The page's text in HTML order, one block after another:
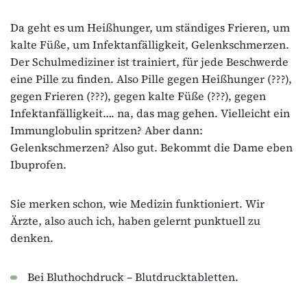
Da geht es um Heißhunger, um ständiges Frieren, um
kalte Füße, um Infektanfälligkeit, Gelenkschmerzen.
Der Schulmediziner ist trainiert, für jede Beschwerde
eine Pille zu finden. Also Pille gegen Heißhunger (???),
gegen Frieren (???), gegen kalte Füße (???), gegen
Infektanfälligkeit…. na, das mag gehen. Vielleicht ein
Immunglobulin spritzen? Aber dann:
Gelenkschmerzen? Also gut. Bekommt die Dame eben
Ibuprofen.
Sie merken schon, wie Medizin funktioniert. Wir
Ärzte, also auch ich, haben gelernt punktuell zu
denken.
Bei Bluthochdruck – Blutdrucktabletten.